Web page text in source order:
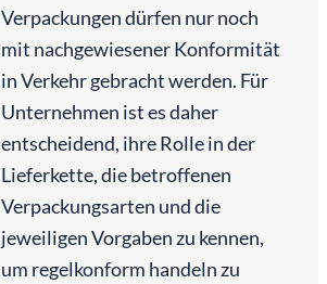
Verpackungen dürfen nur noch
mit nachgewiesener Konformität
in Verkehr gebracht werden. Für
Unternehmen ist es daher
entscheidend, ihre Rolle in der
Lieferkette, die betroffenen
Verpackungsarten und die
jeweiligen Vorgaben zu kennen,
um regelkonform handeln zu